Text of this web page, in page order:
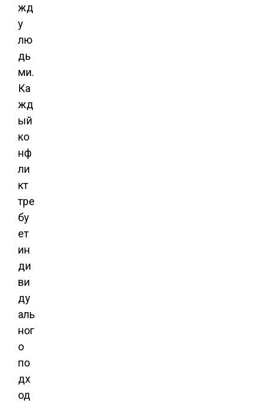
жд
у
лю
дь
ми.
Ка
жд
ый
ко
нф
ли
кт
тре
бу
ет
ин
ди
ви
ду
аль
ног
о
по
дх
од